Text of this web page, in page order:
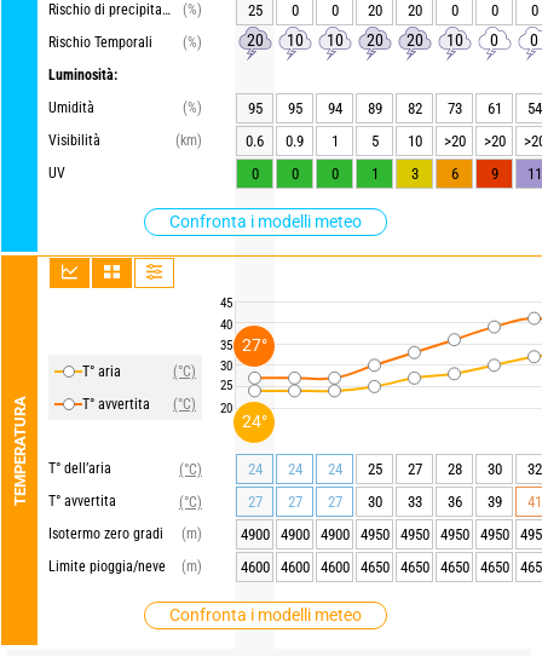
Rischio di precipitazioni
(%)
Rischio Temporali
(%)
Luminosità:
Umidità
(%)
Visibilità
(km)
UV
Confronta i modelli meteo
TEMPERATURA
T° aria
(°C)
T° avvertita
(°C)
T° dell’aria
(°C)
T° avvertita
(°C)
Isotermo zero gradi
(m)
Limite pioggia/neve
(m)
Confronta i modelli meteo
45
40
35
30
25
20
25 0 0 20 20 0 0 0
20 10 10 20 20 10 0 0
95 95 94 89 82 73 61
54
0.6
0.9 1 5 10 >20 >20
0
0 0 1 3 6 9 11
24 24 24 25 27 28 30
32
27
27 27 30 33 36 39
41
4900
4900 4900 4950 4950 4950 4950
4600
4600 4600 4650 4650 4650 4650
24°
27°